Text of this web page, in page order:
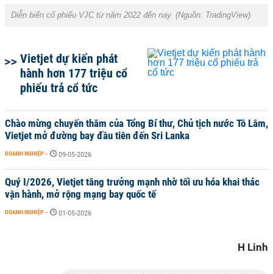
Diễn biến cổ phiếu VJC từ năm 2022 đến nay. (Nguồn: TradingView)
Vietjet dự kiến phát
hành hơn 177 triệu cổ
phiếu trả cổ tức
Chào mừng chuyến thăm của Tổng Bí thư, Chủ tịch nước Tô Lâm,
Vietjet mở đường bay đầu tiên đến Sri Lanka
DOANH NGHIỆP - 09-05-2026
Quý I/2026, Vietjet tăng trưởng mạnh nhờ tối ưu hóa khai thác
vận hành, mở rộng mạng bay quốc tế
DOANH NGHIỆP - 01-05-2026
H Linh